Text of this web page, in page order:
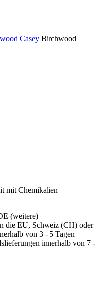
Birchwood
mit Chemikalien
(weitere)
die EU, Schweiz (CH) oder
von 3 - 5 Tagen
innerhalb von 7 -